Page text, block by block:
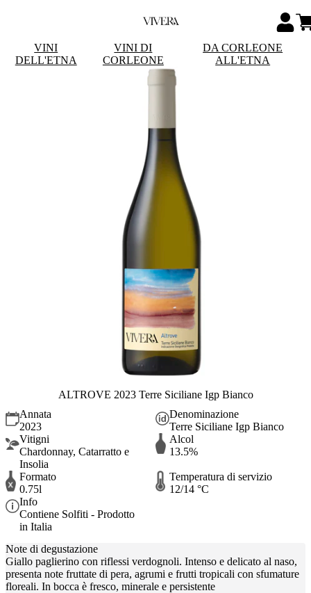
VINI
DELL'ETNA
VINI DI
CORLEONE
DA CORLEONE
ALL'ETNA
ALTROVE 2023 Terre Siciliane Igp Bianco
Annata
2023
Denominazione
Terre Siciliane Igp Bianco
Vitigni
Chardonnay, Catarratto e
Insolia
Alcol
13.5%
Formato
0.75l
Temperatura di servizio
12/14 °C
Info
Contiene Solfiti - Prodotto
in Italia
Note di degustazione
Giallo paglierino con riflessi verdognoli. Intenso e delicato al naso,
presenta note fruttate di pera, agrumi e frutti tropicali con sfumature
floreali. In bocca è fresco, minerale e persistente